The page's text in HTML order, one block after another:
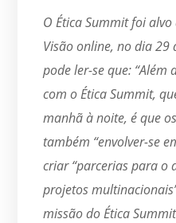
O Ética Summit foi
Visão online, no dia 29
pode ler-se que: “Além
com o Ética Summit,
manhã à noite, é que
também “envolver-se
criar “parcerias para o
projetos
missão do Ética